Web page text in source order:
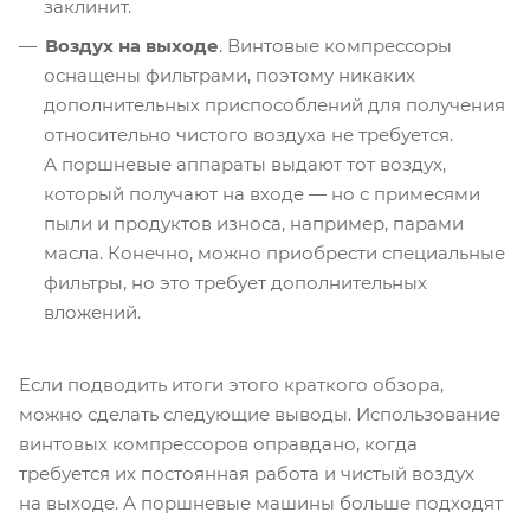
заклинит.
Воздух на выходе. Винтовые компрессоры
оснащены фильтрами, поэтому никаких
дополнительных приспособлений для получения
относительно чистого воздуха не требуется.
А поршневые аппараты выдают тот воздух,
который получают на входе — но с примесями
пыли и продуктов износа, например, парами
масла. Конечно, можно приобрести специальные
фильтры, но это требует дополнительных
вложений.
Если подводить итоги этого краткого обзора,
можно сделать следующие выводы. Использование
винтовых компрессоров оправдано, когда
требуется их постоянная работа и чистый воздух
на выходе. А поршневые машины больше подходят